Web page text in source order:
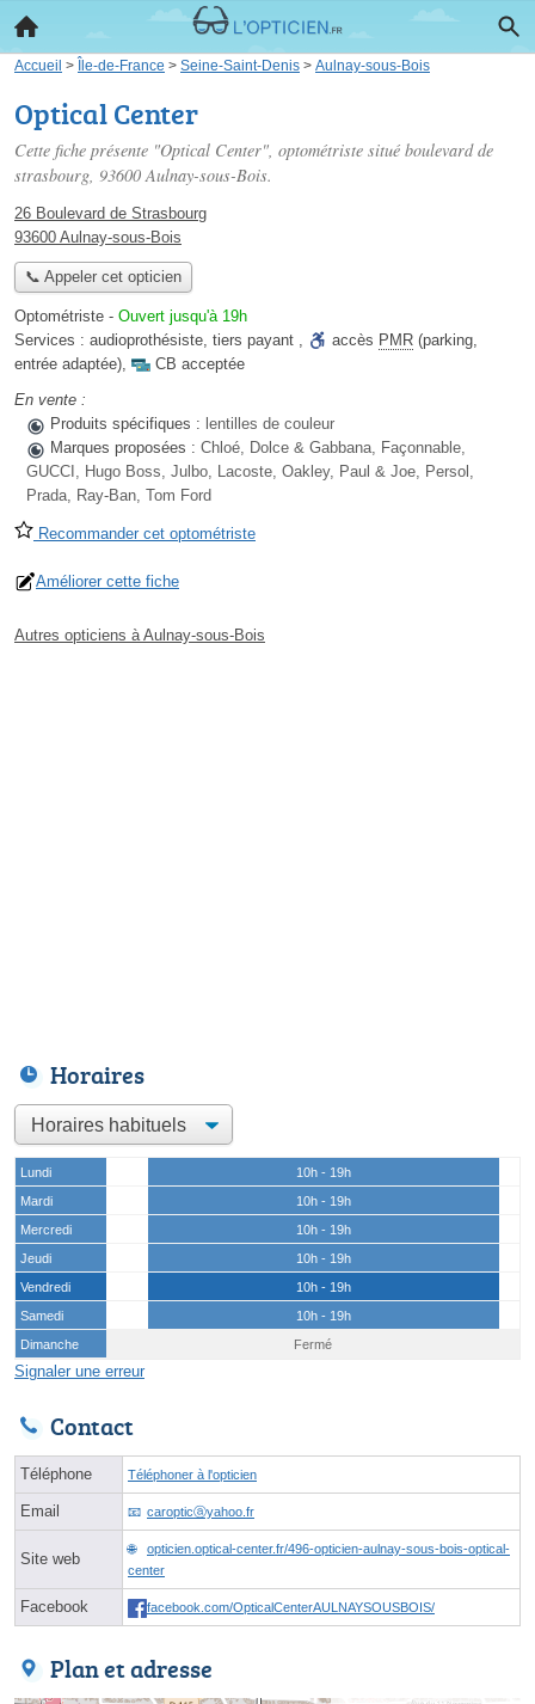
Accueil > Île-de-France > Seine-Saint-Denis > Aulnay-sous-Bois
Optical Center
Cette fiche présente "Optical Center", optométriste situé boulevard de
strasbourg, 93600 Aulnay-sous-Bois.
26 Boulevard de Strasbourg
93600 Aulnay-sous-Bois
📞 Appeler cet opticien
Optométriste - Ouvert jusqu'à 19h
Services : audioprothésiste, tiers payant , accès PMR (parking,
entrée adaptée),
CB acceptée
En vente :
Produits spécifiques : lentilles de couleur
Marques proposées : Chloé, Dolce & Gabbana, Façonnable,
GUCCI, Hugo Boss, Julbo, Lacoste, Oakley, Paul & Joe, Persol,
Prada, Ray-Ban, Tom Ford
Recommander cet optométriste
Améliorer cette fiche
Autres opticiens à Aulnay-sous-Bois
Horaires
Lundi
10h - 19h
Mardi
10h - 19h
Mercredi
10h - 19h
Jeudi
10h - 19h
Vendredi
10h - 19h
Samedi
10h - 19h
Dimanche
Fermé
Signaler une erreur
Contact
Téléphone Téléphoner à l'opticien
Email caropticⓐyahoo.fr
Site web
opticien.optical-center.fr/496-opticien-aulnay-sous-bois-optical-
center
Facebook facebook.com/OpticalCenterAULNAYSOUSBOIS/
Plan et adresse